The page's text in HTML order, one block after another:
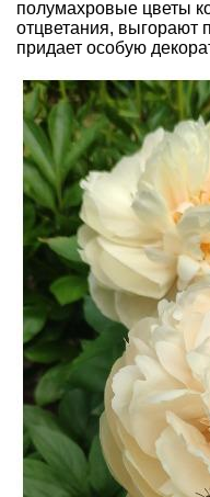
полумахровые цветы
отцветания, выгорают
придает особую